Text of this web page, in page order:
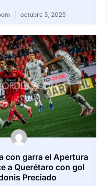
octubre 5, 2025
con garra el Apertura
a Querétaro con gol
Preciado